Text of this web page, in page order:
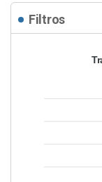
Filtros